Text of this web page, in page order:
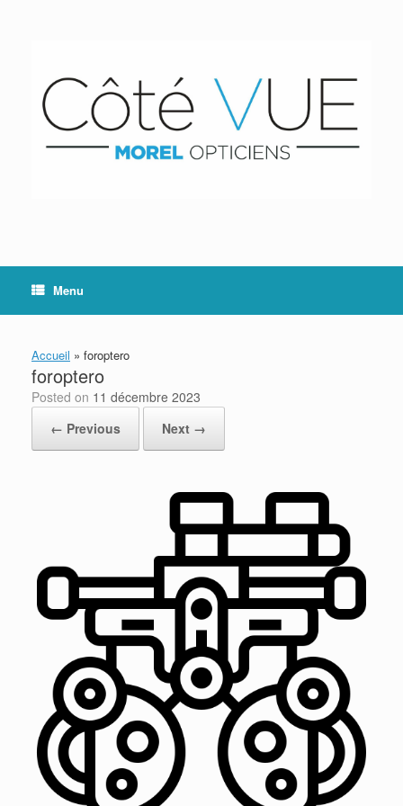
Menu
Accueil » foroptero
foroptero
Posted on 11 décembre 2023
← Previous
Next →